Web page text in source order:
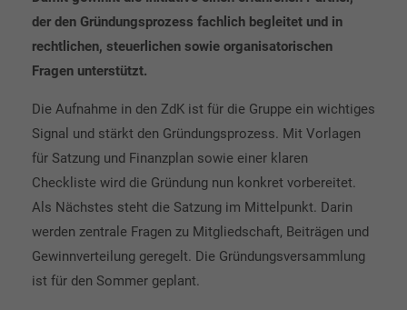
der den Gründungsprozess fachlich begleitet und in
rechtlichen, steuerlichen sowie organisatorischen
Fragen unterstützt.
Die Aufnahme in den ZdK ist für die Gruppe ein wichtiges
Signal und stärkt den Gründungsprozess. Mit Vorlagen
für Satzung und Finanzplan sowie einer klaren
Checkliste wird die Gründung nun konkret vorbereitet.
Als Nächstes steht die Satzung im Mittelpunkt. Darin
werden zentrale Fragen zu Mitgliedschaft, Beiträgen und
Gewinnverteilung geregelt. Die Gründungsversammlung
ist für den Sommer geplant.